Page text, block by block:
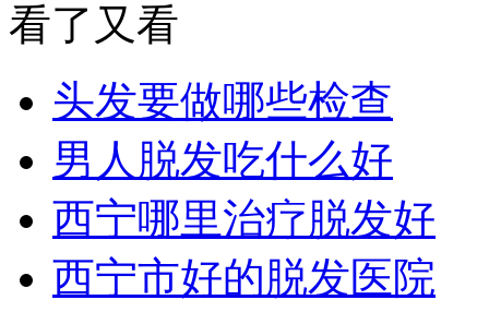
看了又看
头发要做哪些检查
男人脱发吃什么好
西宁哪里治疗脱发好
西宁市好的脱发医院